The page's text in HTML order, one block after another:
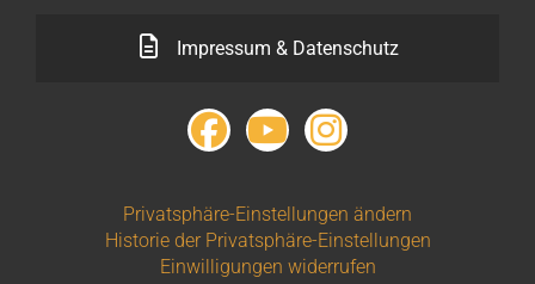
Impressum & Datenschutz
Privatsphäre-Einstellungen ändern
Historie der Privatsphäre-Einstellungen
Einwilligungen widerrufen